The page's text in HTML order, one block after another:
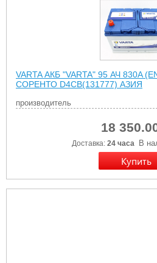
VARTA АКБ "VARTA" 95 АЧ 830A
СОРЕНТО D4CB(131777) АЗИЯ
производитель
18
Доставка: 24 часа В